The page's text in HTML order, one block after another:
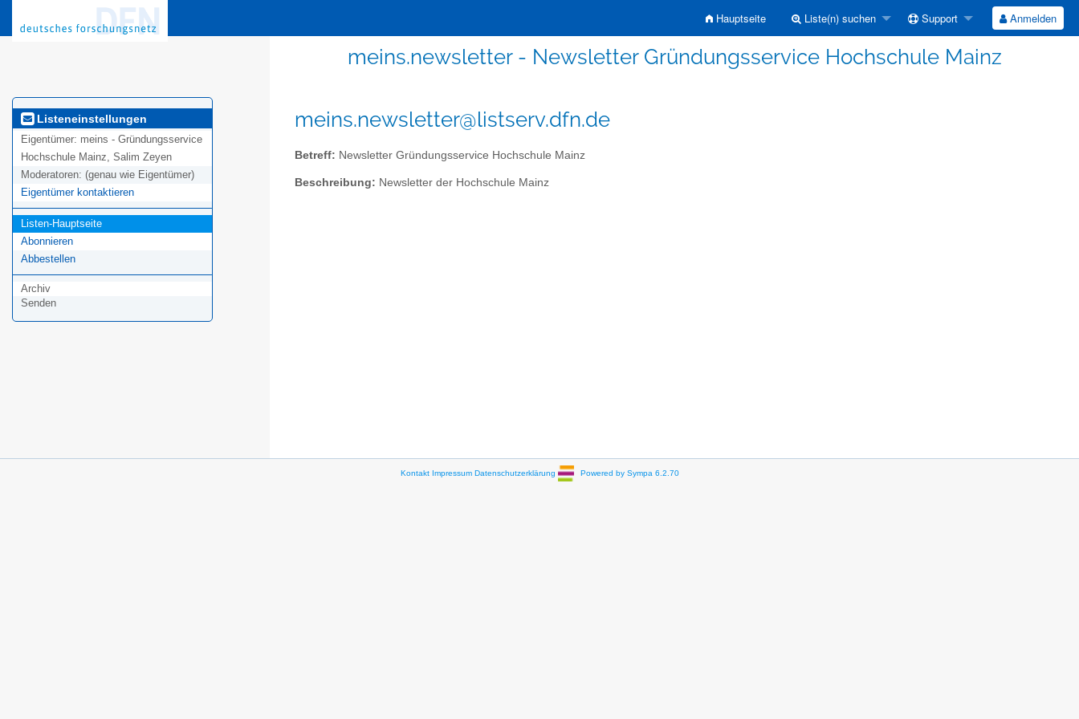
Hauptseite Liste(n) suchen Support Anmelden
meins.newsletter - Newsletter Gründungsservice Hochschule Mainz
Listeneinstellungen
Eigentümer: meins - Gründungsservice
Hochschule Mainz, Salim Zeyen
Moderatoren: (genau wie Eigentümer)
Eigentümer kontaktieren
Listen-Hauptseite
Abonnieren
Abbestellen
Archiv
Senden
meins.newsletter@listserv.dfn.de
Betreff: Newsletter Gründungsservice Hochschule Mainz
Beschreibung: Newsletter der Hochschule Mainz
Kontakt Impressum Datenschutzerklärung Powered by Sympa 6.2.70